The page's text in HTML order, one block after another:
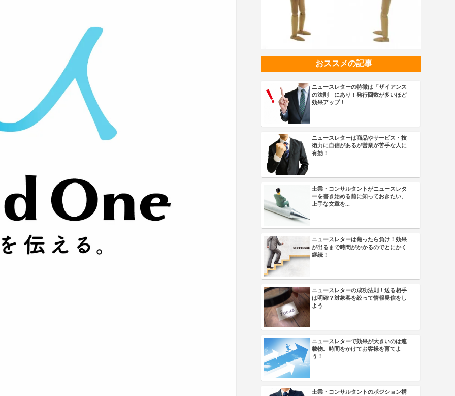
おススメの記事
ニュースレターの特徴は「ザイアンス
の法則」にあり！発行回数が多いほど
効果アップ！
ニュースレターは商品やサービス・技
術力に自信があるが営業が苦手な人に
有効！
士業・コンサルタントがニュースレタ
ーを書き始める前に知っておきたい、
上手な文章を...
ニュースレターは焦ったら負け！効果
が出るまで時間がかかるのでとにかく
継続！
ニュースレターの成功法則！送る相手
は明確？対象客を絞って情報発信をし
よう
ニュースレターで効果が大きいのは連
載物。時間をかけてお客様を育てよ
う！
士業・コンサルタントのポジション構